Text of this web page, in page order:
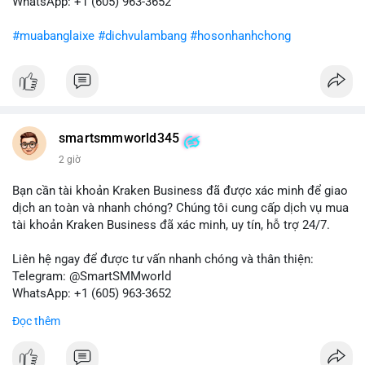
tăng.
#muabanglaixe #dichvulambang #hosonhanhchong
smartsmmworld345
2 giờ
Bạn cần tài khoản Kraken Business đã được xác minh để giao
dịch an toàn và nhanh chóng? Chúng tôi cung cấp dịch vụ mua
tài khoản Kraken Business đã xác minh, uy tín, hỗ trợ 24/7.
Liên hệ ngay để được tư vấn nhanh chóng và thân thiện:
Telegram: @SmartSMMworld
WhatsApp: +1 (605) 963-3652
#buyverifiedkrakenbusinessaccounts
Đọc thêm